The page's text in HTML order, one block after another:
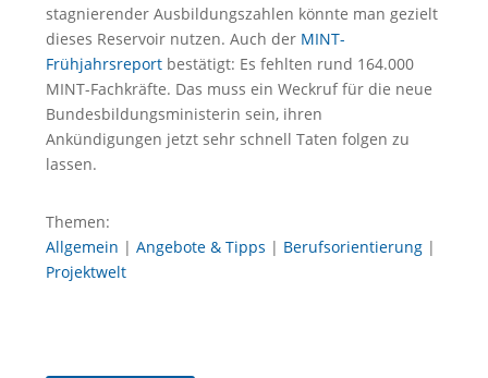
stagnierender Ausbildungszahlen könnte man gezielt
dieses Reservoir nutzen. Auch der MINT-
Frühjahrsreport bestätigt: Es fehlten rund 164.000
MINT-Fachkräfte. Das muss ein Weckruf für die neue
Bundesbildungsministerin sein, ihren
Ankündigungen jetzt sehr schnell Taten folgen zu
lassen.
Themen:
Allgemein | Angebote & Tipps | Berufsorientierung |
Projektwelt